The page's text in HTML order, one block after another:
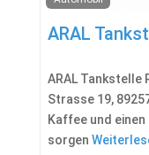
ARAL Tankstelle
Strasse 19,
Kaffee und
sorgen